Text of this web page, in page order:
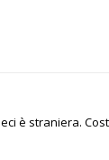
è straniera.